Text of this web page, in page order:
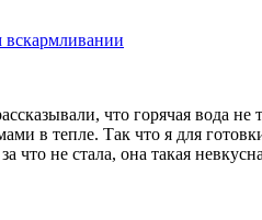
вскармливании
что горячая вода
в тепле. Так что я для
что не стала, она такая